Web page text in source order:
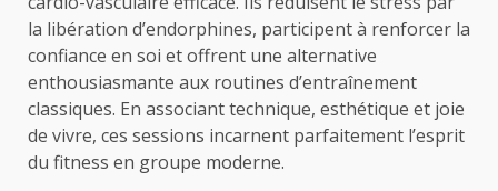
la libération d’endorphines, participent à renforcer la
confiance en soi et offrent une alternative
enthousiasmante aux routines d’entraînement
classiques. En associant technique, esthétique et joie
de vivre, ces sessions incarnent parfaitement l’esprit
du fitness en groupe moderne.